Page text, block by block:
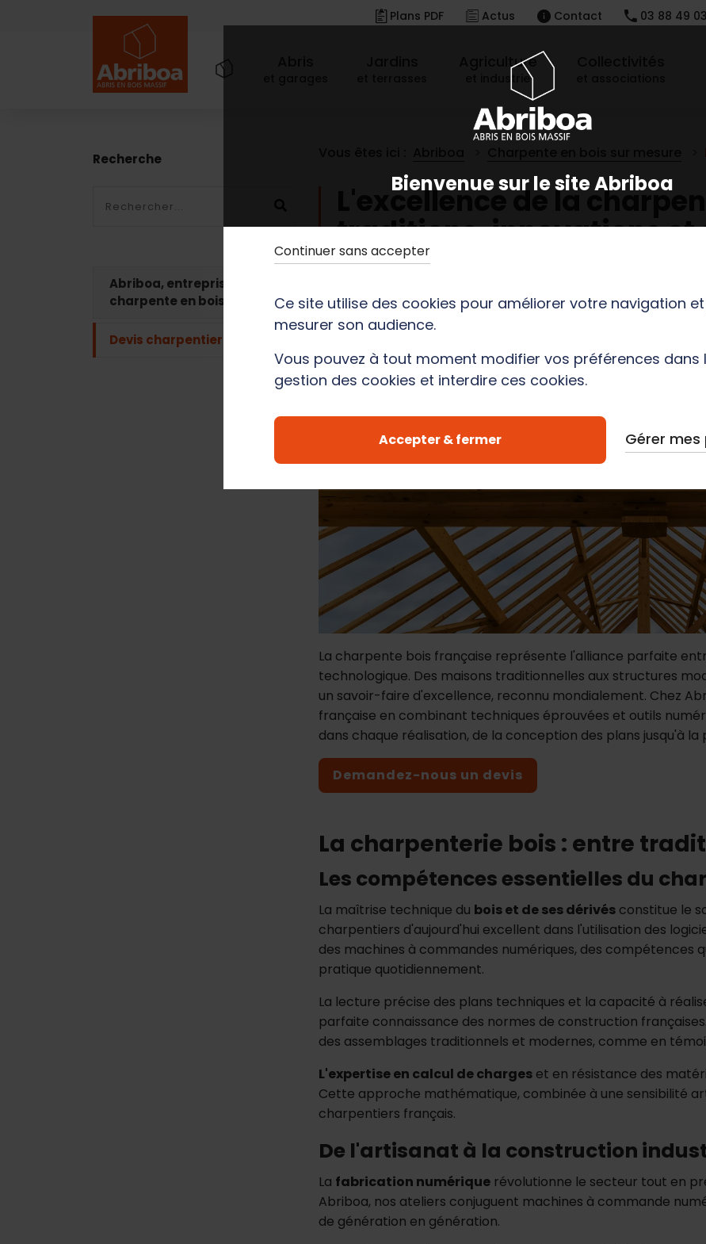
Bienvenue sur le site Abriboa
Continuer sans accepter
Ce site utilise des cookies pour améliorer votre navigation
mesurer son audience.
Vous pouvez à tout moment modifier vos préférences dans
gestion des cookies et interdire ces cookies.
Accepter & fermer Gérer
Plans PDF Actus Contact 03 88 49
Agriculture
et industrie
L'excellence de la
traditions, innovations
La charpente bois française représente l'alliance parfaite
technologique. Des maisons traditionnelles aux structures
un savoir-faire d'excellence, reconnu mondialement. Chez
française en combinant techniques éprouvées et outils
dans chaque réalisation, de la conception des plans jusqu'à la
Demandez-nous un devis
La charpenterie bois : entre
Les compétences essentielles du
La maîtrise technique du bois et de ses dérivés constitue le
charpentiers d'aujourd'hui excellent dans l'utilisation des
des machines à commandes numériques, des compétences
pratique quotidiennement.
La lecture précise des plans techniques et la capacité à
parfaite connaissance des normes de construction
des assemblages traditionnels et modernes, comme en
L'expertise en calcul de charges et en résistance des
Cette approche mathématique, combinée à une sensibilité
charpentiers français.
De l'artisanat à la construction
La fabrication numérique révolutionne le secteur tout en
Abriboa, nos ateliers conjuguent machines à commande
de génération en génération.
Recherche
Abriboa, entreprise de
charpente en bois
Devis charpentier bois